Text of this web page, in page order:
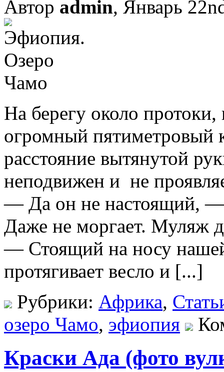
Автор admin, Январь
На берегу около
огромный пятиметровый
расстояние вытянутой
неподвижен и не
— Да он не настоящий, —
Даже не моргает. Муляж
— Стоящий на носу
протягивает весло и [...]
Рубрики: Африка,
озеро Чамо, эфиопия
Краски Ада (фото